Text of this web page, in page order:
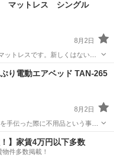
マットレス シングル
8月2日
トレスです。新しくはないで
限定で
ド フランスベッド
り電動エアベッド TAN-265
8月2日
手伝った際に不用品という事で
で必要な方にお譲りできればと
度も使用しておりません。 底
】家賃4万円以下多数
物件多数掲載！